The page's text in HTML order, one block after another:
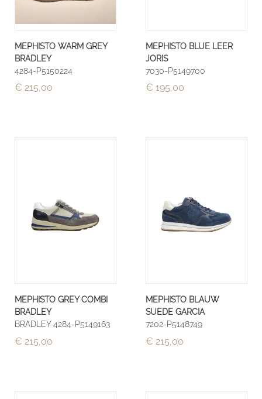
MEPHISTO WARM GREY
BRADLEY
4284-P5150224
€ 215,00
MEPHISTO BLUE LEER
JORIS
7030-P5149700
€ 195,00
MEPHISTO GREY COMBI
BRADLEY
BRADLEY 4284-P5149163
€ 215,00
MEPHISTO BLAUW
SUEDE GARCIA
7202-P5148749
€ 215,00